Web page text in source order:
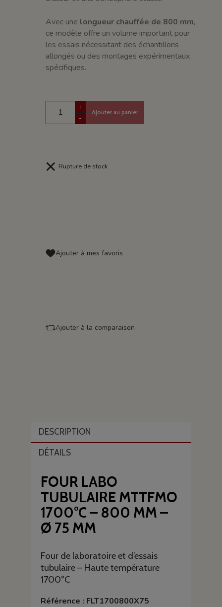
Avec une longueur chauffée de 800 mm,
ce modèle offre un volume important pour
les essais nécessitant des échantillons
allongés ou des montages expérimentaux
spécifiques.
+
-
Ajouter au panier
Rupture de stock
Ajouter à mes favoris
Ajouter à la comparaison
DESCRIPTION
DÉTAILS
FOUR LABO
TUBULAIRE MTTFMO
1700°C – 800 MM –
Ø 75 MM
Four de laboratoire et d’essais
tubulaire – Haute température
1700°C
Référence : FLT1700800X75